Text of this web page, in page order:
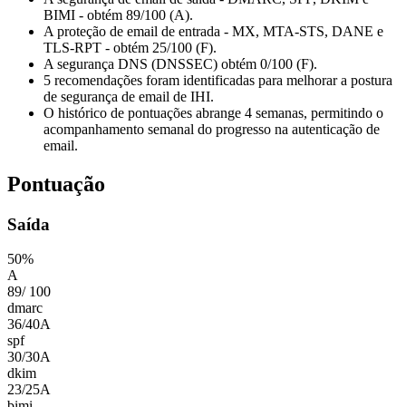
BIMI - obtém 89/100 (A).
A proteção de email de entrada - MX, MTA-STS, DANE e
TLS-RPT - obtém 25/100 (F).
A segurança DNS (DNSSEC) obtém 0/100 (F).
5 recomendações foram identificadas para melhorar a postura
de segurança de email de IHI.
O histórico de pontuações abrange 4 semanas, permitindo o
acompanhamento semanal do progresso na autenticação de
email.
Pontuação
Saída
50%
A
89/ 100
dmarc
36/40A
spf
30/30A
dkim
23/25A